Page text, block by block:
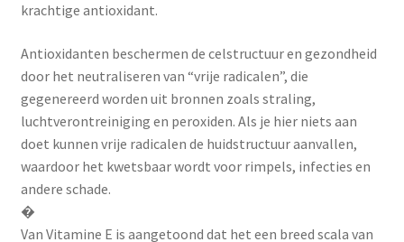
krachtige antioxidant.
Antioxidanten beschermen de celstructuur en gezondheid
door het neutraliseren van “vrije radicalen”, die
gegenereerd worden uit bronnen zoals straling,
luchtverontreiniging en peroxiden. Als je hier niets aan
doet kunnen vrije radicalen de huidstructuur aanvallen,
waardoor het kwetsbaar wordt voor rimpels, infecties en
andere schade.
�
Van Vitamine E is aangetoond dat het een breed scala van